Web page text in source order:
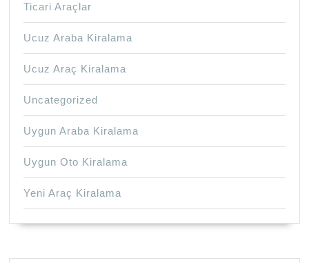
Ticari Araçlar
Ucuz Araba Kiralama
Ucuz Araç Kiralama
Uncategorized
Uygun Araba Kiralama
Uygun Oto Kiralama
Yeni Araç Kiralama